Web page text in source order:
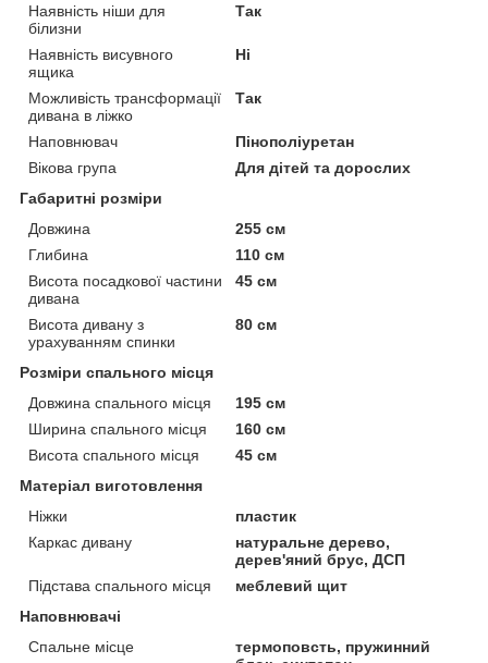
Наявність ніши для
білизни
Так
Наявність висувного
ящика
Ні
Можливість трансформації
дивана в ліжко
Так
Наповнювач
Пінополіуретан
Вікова група
Для дітей та дорослих
Габаритні розміри
Довжина
255 см
Глибина
110 см
Висота посадкової частини
дивана
45 см
Висота дивану з
урахуванням спинки
80 см
Розміри спального місця
Довжина спального місця
195 см
Ширина спального місця
160 см
Висота спального місця
45 см
Матеріал виготовлення
Ніжки
пластик
Каркас дивану
натуральне дерево,
дерев'яний брус, ДСП
Підстава спального місця
меблевий щит
Наповнювачі
Спальне місце
термоповсть, пружинний